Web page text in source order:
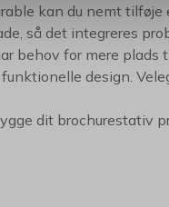
kan du nemt
så det integreres
behov for mere
design.
dit brochurestativ